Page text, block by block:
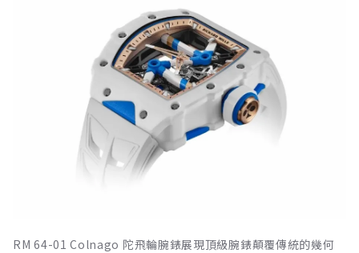
RM 64-01 Colnago 陀飛輪腕錶展現頂級腕錶顛覆傳統的幾何